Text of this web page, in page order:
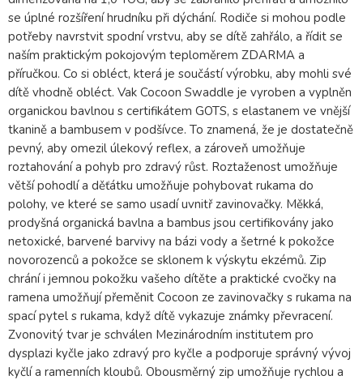
se úplné rozšíření hrudníku při dýchání. Rodiče si mohou podle
potřeby navrstvit spodní vrstvu, aby se dítě zahřálo, a řídit se
naším praktickým pokojovým teploměrem ZDARMA a
příručkou. Co si obléct, která je součástí výrobku, aby mohli své
dítě vhodně obléct. Vak Cocoon Swaddle je vyroben a vyplněn
organickou bavlnou s certifikátem GOTS, s elastanem ve vnější
tkanině a bambusem v podšívce. To znamená, že je dostatečně
pevný, aby omezil úlekový reflex, a zároveň umožňuje
roztahování a pohyb pro zdravý růst. Roztaženost umožňuje
větší pohodlí a děťátku umožňuje pohybovat rukama do
polohy, ve které se samo usadí uvnitř zavinovačky. Měkká,
prodyšná organická bavlna a bambus jsou certifikovány jako
netoxické, barvené barvivy na bázi vody a šetrné k pokožce
novorozenců a pokožce se sklonem k výskytu ekzémů. Zip
chrání i jemnou pokožku vašeho dítěte a praktické cvočky na
ramena umožňují přeměnit Cocoon ze zavinovačky s rukama na
spací pytel s rukama, když dítě vykazuje známky převracení.
Zvonovitý tvar je schválen Mezinárodním institutem pro
dysplazi kyčle jako zdravý pro kyčle a podporuje správný vývoj
kyčlí a ramenních kloubů. Obousměrný zip umožňuje rychlou a